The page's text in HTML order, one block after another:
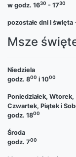
w godz. 1630 - 1730
pozostałe dni i
Msze
Niedziela
godz. 800 i 1000
Poniedziałek, Wtorek,
Czwartek, Piątek i
godz. 1800
Środa
godz. 700